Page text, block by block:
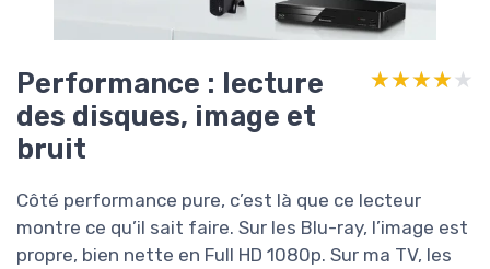
Performance : lecture
des disques, image et
bruit
★★★★★
★★★★★
Côté performance pure, c’est là que ce lecteur
montre ce qu’il sait faire. Sur les Blu-ray, l’image est
propre, bien nette en Full HD 1080p. Sur ma TV, les